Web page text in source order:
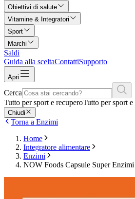
Obiettivi di salute
Vitamine & Integratori
Sport
Marchi
Saldi
Guida alla sceltaContattiSupporto
Apri
Cerca
Tutto per sport e recuperoTutto per sport e
Chiudi
Torna a Enzimi
Home
Integratore alimentare
Enzimi
NOW Foods Capsule Super Enzimi